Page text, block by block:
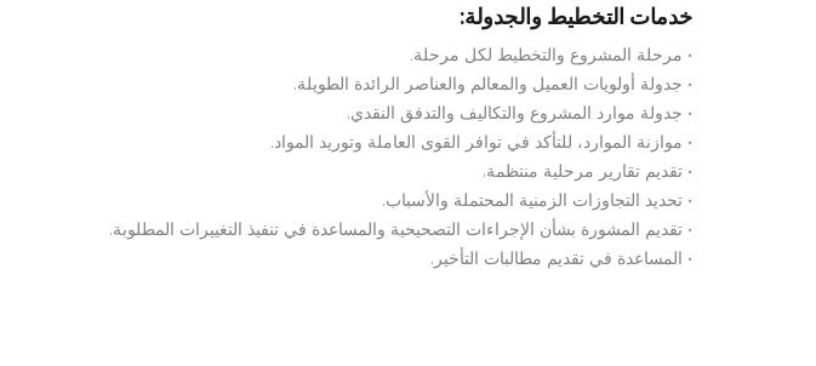
خدمات التخطيط والجدولة:
• مرحلة المشروع والتخطيط لكل مرحلة.
• جدولة أولويات العميل والمعالم والعناصر الرائدة الطويلة.
• جدولة موارد المشروع والتكاليف والتدفق النقدي.
• موازنة الموارد، للتأكد في توافر القوى العاملة وتوريد المواد.
• تقديم تقارير مرحلية منتظمة.
• تحديد التجاوزات الزمنية المحتملة والأسباب.
• تقديم المشورة بشأن الإجراءات التصحيحية والمساعدة في تنفيذ التغييرات المطلوبة.
• المساعدة في تقديم مطالبات التأخير.